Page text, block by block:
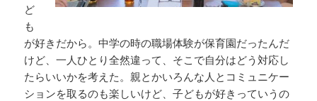
ど
も
が好きだから。中学の時の職場体験が保育園だったんだ
けど、一人ひとり全然違って、そこで自分はどう対応し
たらいいかを考えた。親とかいろんな人とコミュニケー
ションを取るのも楽しいけど、子どもが好きっていうの